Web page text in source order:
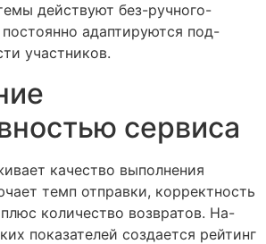
действуют без-ручного-
адаптируются под-
участников.
сервиса
качество выполнения
темп отправки, корректность
количество возвратов. На-
показателей создается рейтинг